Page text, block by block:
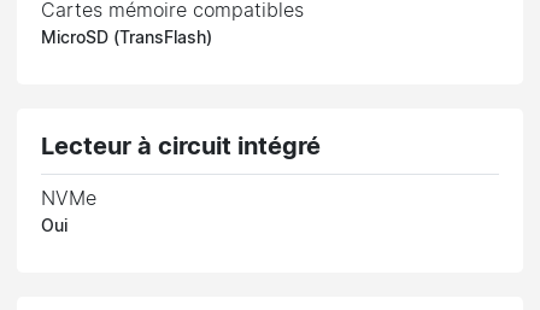
Cartes mémoire compatibles
MicroSD (TransFlash)
Lecteur à circuit intégré
NVMe
Oui